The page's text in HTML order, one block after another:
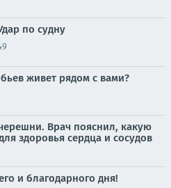
по судну
живет рядом с вами?
Врач пояснил, какую
здоровья сердца и сосудов
и благодарного дня!